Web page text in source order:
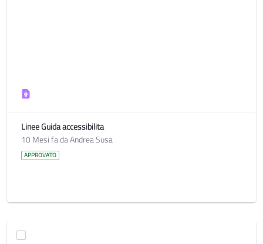
Linee Guida accessibilita
10 Mesi fa da Andrea Susa
APPROVATO